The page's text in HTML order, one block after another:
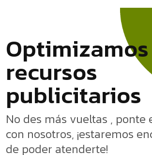
Optimizamos
recursos
publicitarios
No des más vueltas , ponte
con nosotros, ¡estaremos
de poder atenderte!